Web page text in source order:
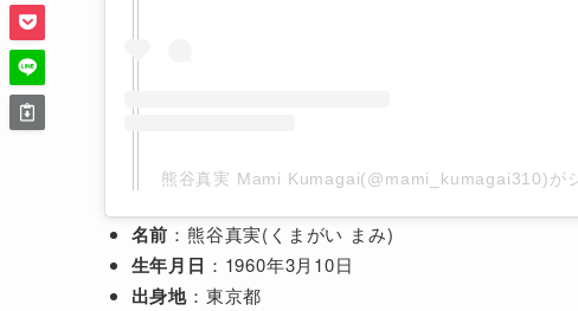
熊谷真実 Mami Kumagai(@mami_kumagai310)が
名前 ：熊谷真実(くまがい まみ)
生年月日 ：1960年3月10日
出身地：東京都